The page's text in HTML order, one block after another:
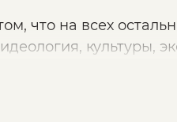
что на всех
культуры,
за посты
приоритет -
уничтожая